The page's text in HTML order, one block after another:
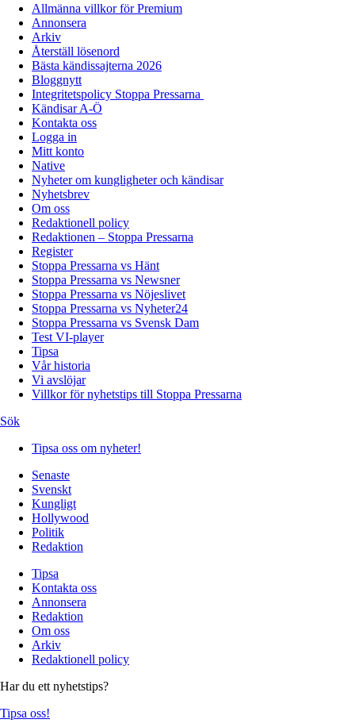
Allmänna villkor för Premium
Annonsera
Arkiv
Återställ lösenord
Bästa kändissajterna 2026
Bloggnytt
Integritetspolicy Stoppa Pressarna
Kändisar A-Ö
Kontakta oss
Logga in
Mitt konto
Native
Nyheter om kungligheter och kändisar
Nyhetsbrev
Om oss
Redaktionell policy
Redaktionen – Stoppa Pressarna
Register
Stoppa Pressarna vs Hänt
Stoppa Pressarna vs Newsner
Stoppa Pressarna vs Nöjeslivet
Stoppa Pressarna vs Nyheter24
Stoppa Pressarna vs Svensk Dam
Test VI-player
Tipsa
Vår historia
Vi avslöjar
Villkor för nyhetstips till Stoppa Pressarna
Sök
Tipsa oss om nyheter!
Senaste
Svenskt
Kungligt
Hollywood
Politik
Redaktion
Tipsa
Kontakta oss
Annonsera
Redaktion
Om oss
Arkiv
Redaktionell policy
Har du ett nyhetstips?
Tipsa oss!